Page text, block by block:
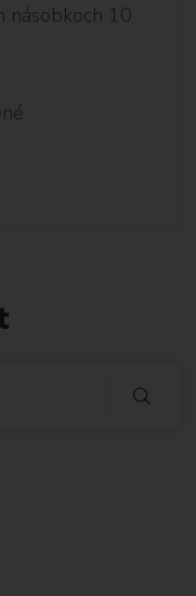
násobkoch 10